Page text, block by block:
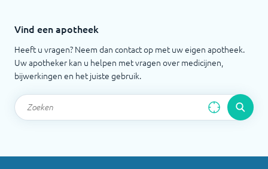
Vind een apotheek
Heeft u vragen? Neem dan contact op met uw eigen apotheek.
Uw apotheker kan u helpen met vragen over medicijnen,
bijwerkingen en het juiste gebruik.